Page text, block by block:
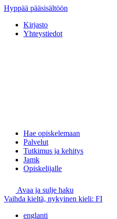
Hyppää pääsisältöön
Kirjasto
Yhteystiedot
Hae opiskelemaan
Palvelut
Tutkimus ja kehitys
Jamk
Opiskelijalle
Avaa ja sulje haku
Vaihda kieltä, nykyinen kieli: FI
englanti